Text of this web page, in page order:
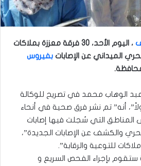
، اليوم الأحد، 30 فرقة معززة بملاكات
الميداني عن الإصابات بفيروس
الوهاب محمد في تصريح للوكالة
أنه” تم نشر فرق صحية في أنحاء
المناطق التي سُجلت فيها إصابات
والكشف عن الإصابات الجديدة”،
للتوعية والرقابة”.
ستقوم بإجراء الفحص السريع و